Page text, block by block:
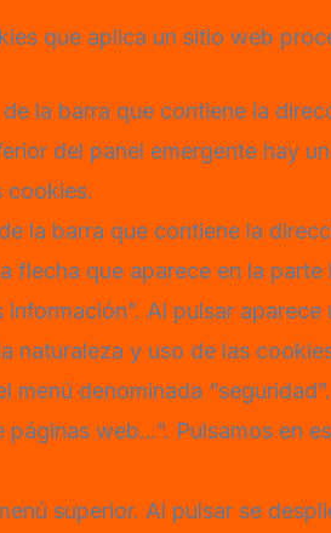
que aplica un sitio web
la barra que contiene la
del panel emergente hay
cookies.
la barra que contiene la
flecha que aparece en la
Al pulsar
naturaleza y uso de las
menú denominada
web…”. Pulsamos en
superior. Al pulsar se